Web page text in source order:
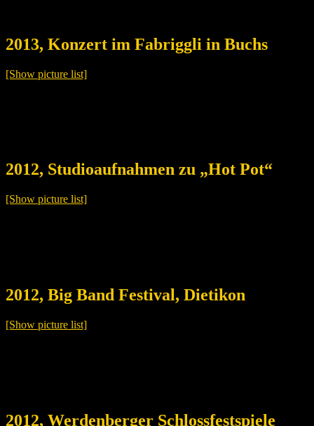
2013, Konzert im Fabriggli in Buchs
[Show picture list]
2012, Studioaufnahmen zu „Hot Pot“
[Show picture list]
2012, Big Band Festival, Dietikon
[Show picture list]
2012, Werdenberger Schlossfestspiele